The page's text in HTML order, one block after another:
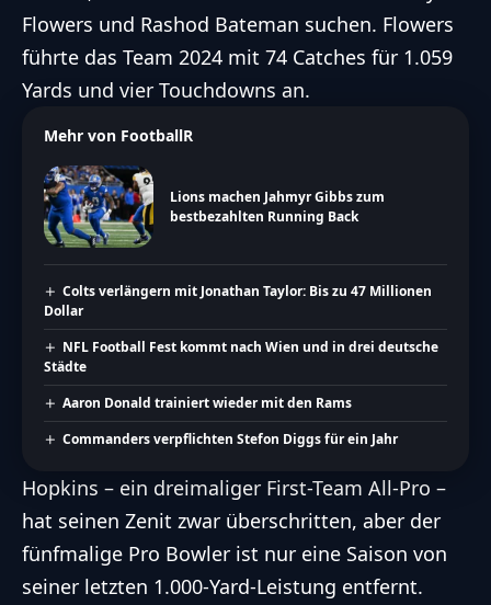
Flowers und Rashod Bateman suchen. Flowers
führte das Team 2024 mit 74 Catches für 1.059
Yards und vier Touchdowns an.
Mehr von FootballR
Lions machen Jahmyr Gibbs zum
bestbezahlten Running Back
Colts verlängern mit Jonathan Taylor: Bis zu 47 Millionen
Dollar
NFL Football Fest kommt nach Wien und in drei deutsche
Städte
Aaron Donald trainiert wieder mit den Rams
Commanders verpflichten Stefon Diggs für ein Jahr
Hopkins – ein dreimaliger First-Team All-Pro –
hat seinen Zenit zwar überschritten, aber der
fünfmalige Pro Bowler ist nur eine Saison von
seiner letzten 1.000-Yard-Leistung entfernt.